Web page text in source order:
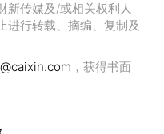
新传媒及/或相关权利人
进行转载、摘编、复制及
，获得书面